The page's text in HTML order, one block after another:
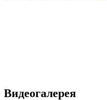
Видеогалерея